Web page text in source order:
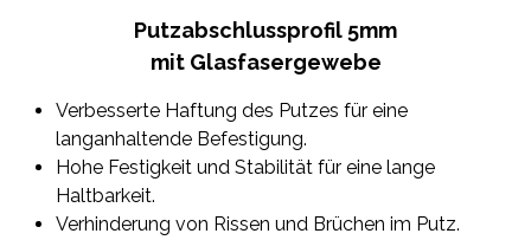
Putzabschlussprofil 5mm
mit Glasfasergewebe
Verbesserte Haftung des Putzes für eine
langanhaltende Befestigung.
Hohe Festigkeit und Stabilität für eine lange
Haltbarkeit.
Verhinderung von Rissen und Brüchen im Putz.